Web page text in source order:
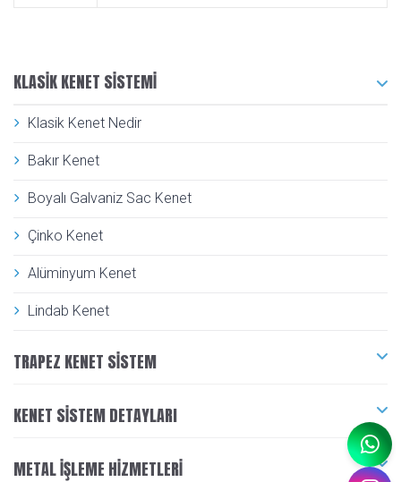
KLASIK KENET SISTEMI
Klasik Kenet Nedir
Bakır Kenet
Boyalı Galvaniz Sac Kenet
Çinko Kenet
Alüminyum Kenet
Lindab Kenet
TRAPEZ KENET SISTEM
KENET SISTEM DETAYLARI
METAL İŞLEME HIZMETLERI